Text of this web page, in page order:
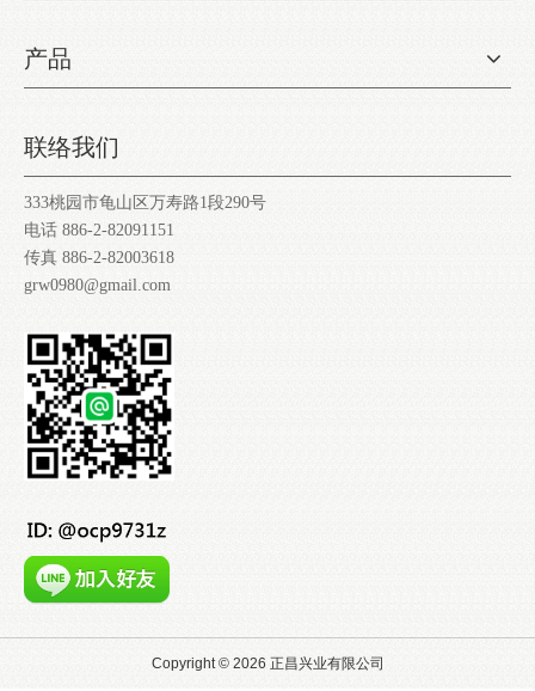
产品
联络我们
333桃园市龟山区万寿路1段290号
电话 886-2-82091151
传真 886-2-82003618
grw0980@gmail.com
Copyright © 2026 正昌兴业有限公司